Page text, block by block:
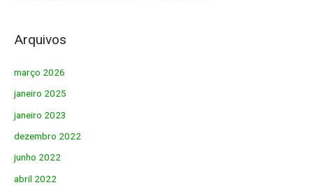
Arquivos
março 2026
janeiro 2025
janeiro 2023
dezembro 2022
junho 2022
abril 2022